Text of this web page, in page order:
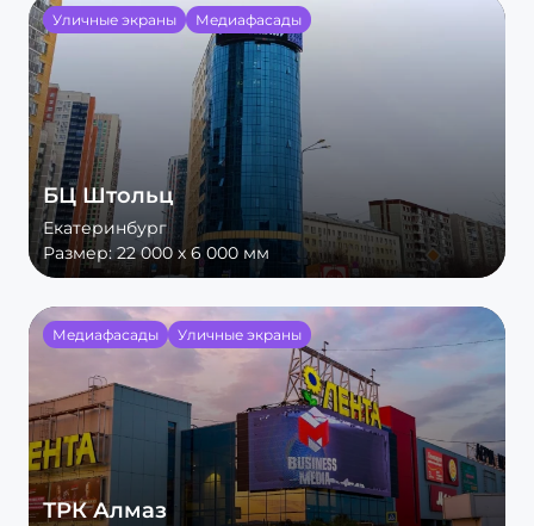
Уличные экраны Медиафасады
БЦ Штольц
Екатеринбург
Размер:22 000 х 6 000 мм
Медиафасады Уличные экраны
ТРК Алмаз